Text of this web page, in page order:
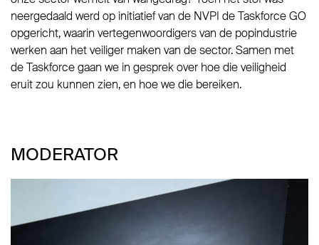
neergedaald werd op initiatief van de NVPI de Taskforce GO
opgericht, waarin vertegenwoordigers van de popindustrie
werken aan het veiliger maken van de sector. Samen met
de Taskforce gaan we in gesprek over hoe die veiligheid
eruit zou kunnen zien, en hoe we die bereiken.
MODERATOR